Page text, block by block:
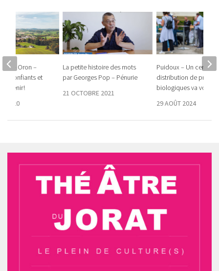
La petite histoire des mots
par Georges Pop – Pénurie
21 OCTOBRE 2021
Puidoux – Un centre
distribution de
biologiques va voir le
29 AOÛT 2024
– Oron –
confiants et
!
2020